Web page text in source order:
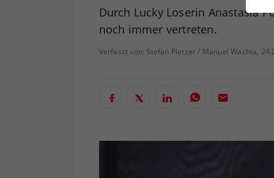
Durch Lucky Loserin Anastasia
noch immer vertreten.
Verfasst von: Stefan Pletzer / Manuel Wachta,